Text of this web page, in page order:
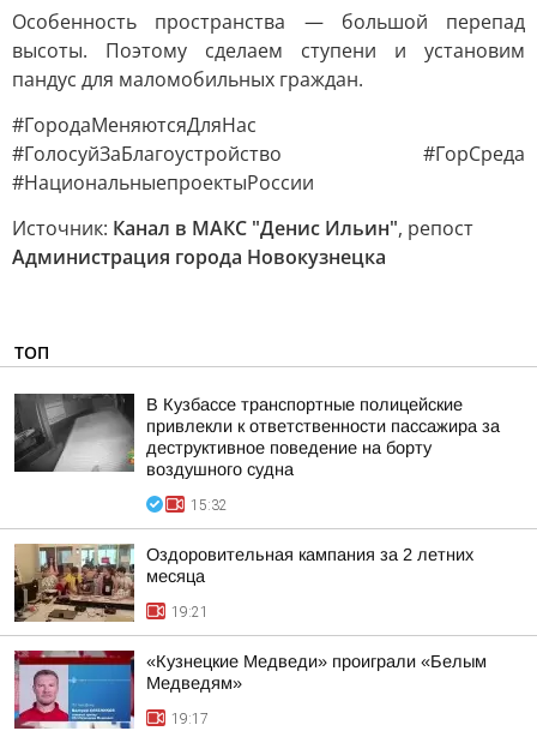
Особенность пространства — большой перепад
высоты. Поэтому сделаем ступени и установим
пандус для маломобильных граждан.
#ГородаМеняютсяДляНас
#ГолосуйЗаБлагоустройство #ГорСреда
#НациональныепроектыРоссии
Источник: Канал в МАКС "Денис Ильин", репост
Администрация города Новокузнецка
ТОП
В Кузбассе транспортные полицейские
привлекли к ответственности пассажира за
деструктивное поведение на борту
воздушного судна
15:32
Оздоровительная кампания за 2 летних
месяца
19:21
«Кузнецкие Медведи» проиграли «Белым
Медведям»
19:17